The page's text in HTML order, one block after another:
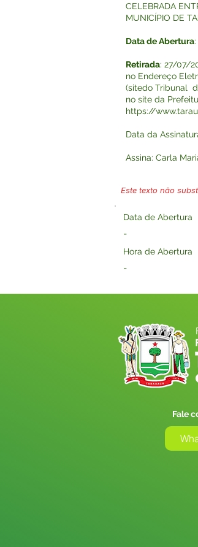
CELEBRADA
MUNICÍPIO DE
Data de Abertura
Retirada: 27/07/
no Endereço
(sitedo Tribunal
no site da
https://
Data da
Assina: Carla
Este texto não
Data de Abertura
-
Hora de Abertura
-
Fale